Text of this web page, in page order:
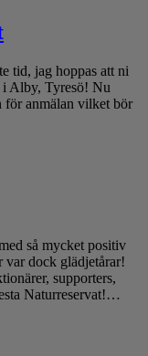
tid, jag hoppas att ni
i Alby, Tyresö! Nu
för anmälan vilket bör
så mycket positiv
var dock glädjetårar!
supporters,
Naturreservat!…